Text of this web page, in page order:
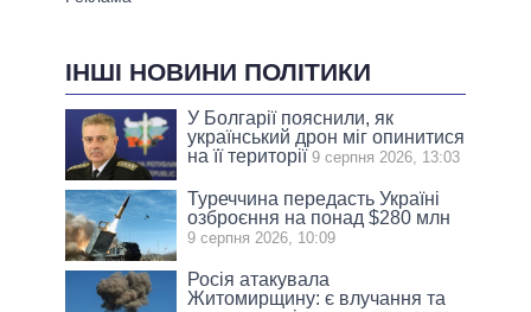
ІНШІ НОВИНИ ПОЛІТИКИ
У Болгарії пояснили, як
український дрон міг опинитися
на її території 9 серпня 2026, 13:03
Туреччина передасть Україні
озброєння на понад $280 млн
9 серпня 2026, 10:09
Росія атакувала
Житомирщину: є влучання та